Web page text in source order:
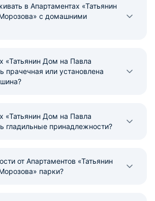
в Апартаментах «Татьянин
с домашними
«Татьянин Дом на Павла
прачечная или установлена
«Татьянин Дом на Павла
гладильные принадлежности?
от Апартаментов «Татьянин
парки?